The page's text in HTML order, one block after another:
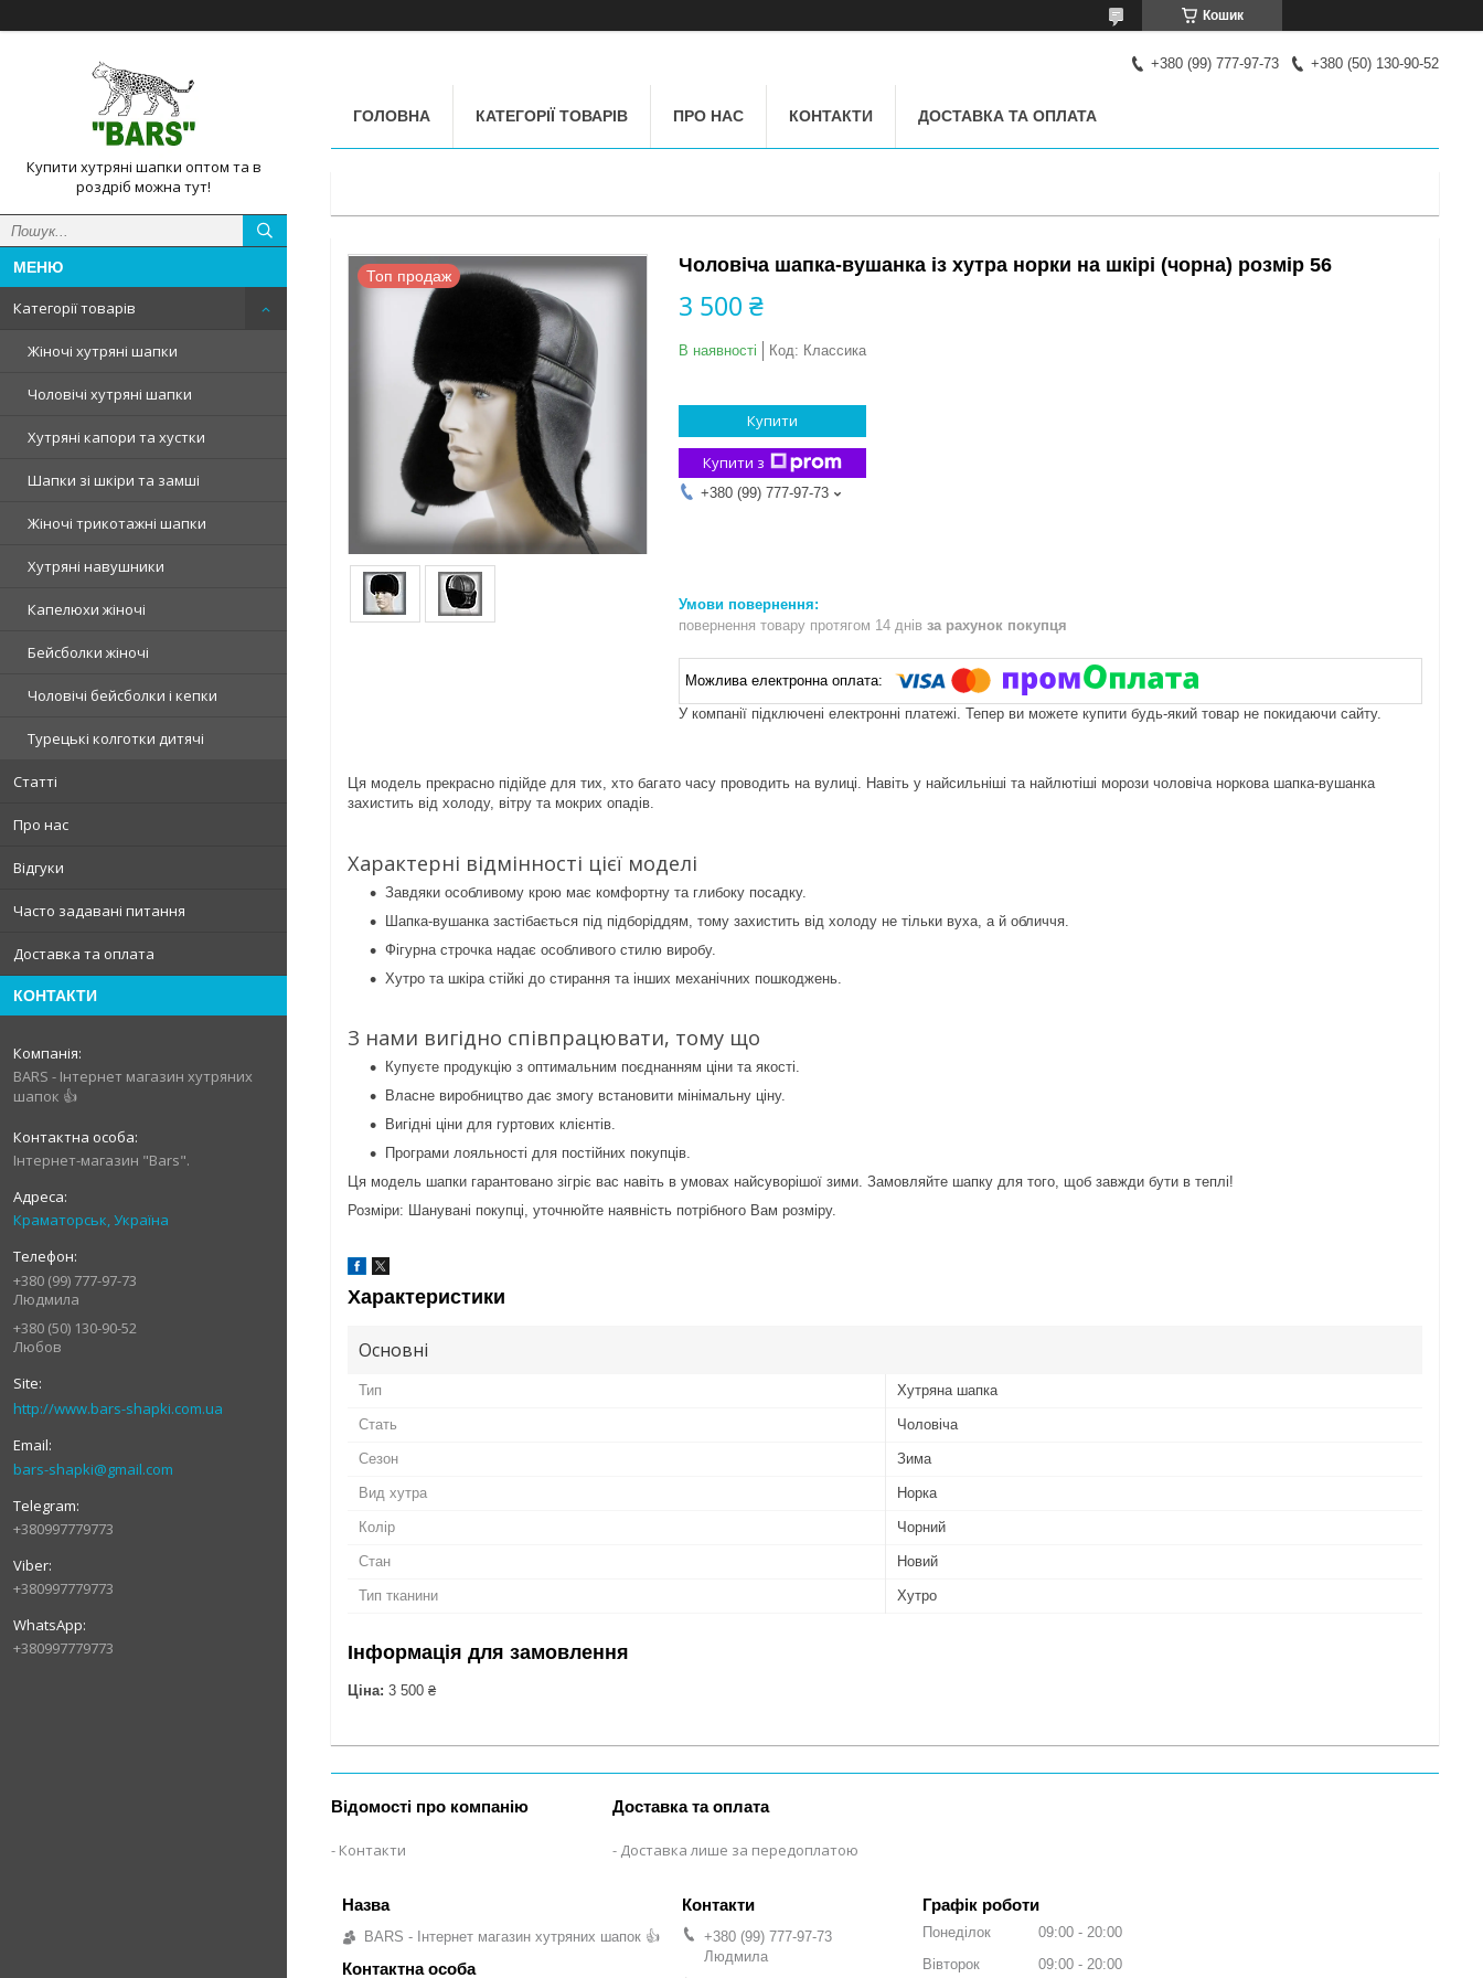
Кошик
Купити хутряні шапки оптом та в
роздріб можна тут!
Категорії товарів
Жіночі хутряні шапки
Чоловічі хутряні шапки
Хутряні капори та хустки
Шапки зі шкіри та замші
Жіночі трикотажні шапки
Хутряні навушники
Капелюхи жіночі
Бейсболки жіночі
Чоловічі бейсболки і кепки
Турецькі колготки дитячі
Статті
Про нас
Відгуки
Часто задавані питання
Доставка та оплата
КОНТАКТИ
BARS - Інтернет магазин хутряних
шапок 👍
Інтернет-магазин "Bars".
Краматорськ, Україна
+380 (99) 777-97-73
Людмила
+380 (50) 130-90-52
Любов
http://www.bars-shapki.com.ua
bars-shapki@gmail.com
+380997779773
+380997779773
+380997779773
+380 (99) 777-97-73 +380 (50) 130-90-52
ГОЛОВНА КАТЕГОРІЇ ТОВАРІВ ПРО НАС КОНТАКТИ ДОСТАВКА ТА ОПЛАТА
Топ продаж Чоловіча шапка-вушанка із хутра норки на шкірі (чорна) розмір 56
3 500 ₴
В наявності Код: Классика
Купити
Купити з
+380 (99) 777-97-73
повернення товару протягом 14 днів за рахунок покупця
У компанії підключені електронні платежі. Тепер ви можете купити будь-який товар не покидаючи сайту.
Ця модель прекрасно підійде для тих, хто багато часу проводить на вулиці. Навіть у найсильніші та найлютіші морози чоловіча норкова шапка-вушанка
захистить від холоду, вітру та мокрих опадів.
Характерні відмінності цієї моделі
Завдяки особливому крою має комфортну та глибоку посадку.
Шапка-вушанка застібається під підборіддям, тому захистить від холоду не тільки вуха, а й обличчя.
Фігурна строчка надає особливого стилю виробу.
Хутро та шкіра стійкі до стирання та інших механічних пошкоджень.
З нами вигідно співпрацювати, тому що
Купуєте продукцію з оптимальним поєднанням ціни та якості.
Власне виробництво дає змогу встановити мінімальну ціну.
Вигідні ціни для гуртових клієнтів.
Програми лояльності для постійних покупців.
Ця модель шапки гарантовано зігріє вас навіть в умовах найсуворішої зими. Замовляйте шапку для того, щоб завжди бути в теплі!
Розміри: Шанувані покупці, уточнюйте наявність потрібного Вам розміру.
Характеристики
Основні
Тип Хутряна шапка
Стать Чоловіча
Сезон Зима
Вид хутра Норка
Колір Чорний
Стан Новий
Тип тканини Хутро
Інформація для замовлення
Ціна: 3 500 ₴
Відомості про компанію
Контакти
Доставка та оплата
Доставка лише за передоплатою
BARS - Інтернет магазин хутряних шапок 👍
+380 (99) 777-97-73
Людмила
Графік роботи
Понеділок 09:00
20:00
Вівторок
09:00 20:00